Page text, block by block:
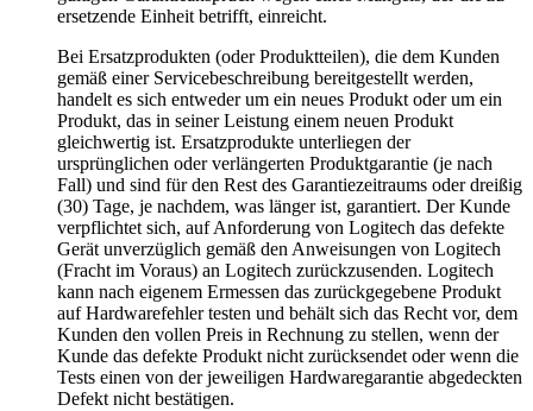
ersetzende Einheit betrifft, einreicht.
Bei Ersatzprodukten (oder Produktteilen), die dem Kunden
gemäß einer Servicebeschreibung bereitgestellt werden,
handelt es sich entweder um ein neues Produkt oder um ein
Produkt, das in seiner Leistung einem neuen Produkt
gleichwertig ist. Ersatzprodukte unterliegen der
ursprünglichen oder verlängerten Produktgarantie (je nach
Fall) und sind für den Rest des Garantiezeitraums oder dreißig
(30) Tage, je nachdem, was länger ist, garantiert. Der Kunde
verpflichtet sich, auf Anforderung von Logitech das defekte
Gerät unverzüglich gemäß den Anweisungen von Logitech
(Fracht im Voraus) an Logitech zurückzusenden. Logitech
kann nach eigenem Ermessen das zurückgegebene Produkt
auf Hardwarefehler testen und behält sich das Recht vor, dem
Kunden den vollen Preis in Rechnung zu stellen, wenn der
Kunde das defekte Produkt nicht zurücksendet oder wenn die
Tests einen von der jeweiligen Hardwaregarantie abgedeckten
Defekt nicht bestätigen.